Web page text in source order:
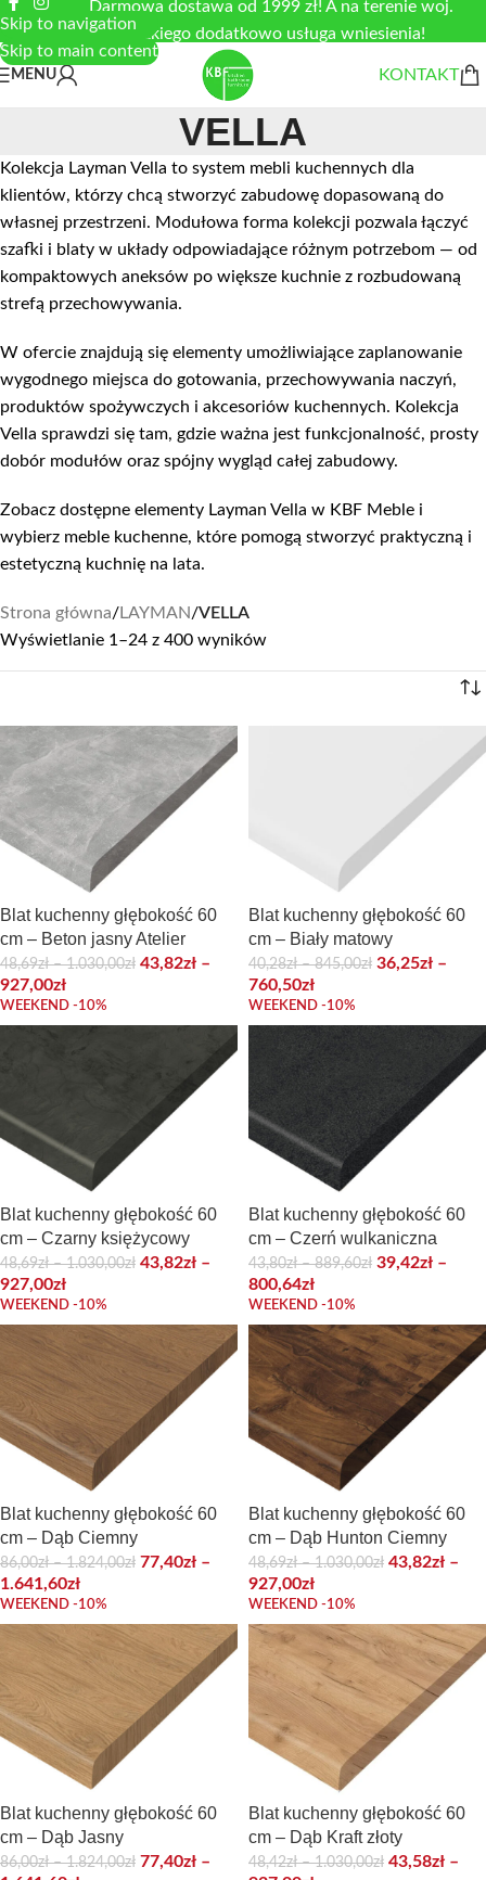
Skip to navigation
Skip to main content
Darmowa dostawa od 1999 zł! A na terenie woj.
łódzkiego dodatkowo usługa wniesienia!
MENU KONTAKT
VELLA
Kolekcja Layman Vella to system mebli kuchennych dla
klientów, którzy chcą stworzyć zabudowę dopasowaną do
własnej przestrzeni. Modułowa forma kolekcji pozwala łączyć
szafki i blaty w układy odpowiadające różnym potrzebom — od
kompaktowych aneksów po większe kuchnie z rozbudowaną
strefą przechowywania.
W ofercie znajdują się elementy umożliwiające zaplanowanie
wygodnego miejsca do gotowania, przechowywania naczyń,
produktów spożywczych i akcesoriów kuchennych. Kolekcja
Vella sprawdzi się tam, gdzie ważna jest funkcjonalność, prosty
dobór modułów oraz spójny wygląd całej zabudowy.
Zobacz dostępne elementy Layman Vella w KBF Meble i
wybierz meble kuchenne, które pomogą stworzyć praktyczną i
estetyczną kuchnię na lata.
Strona główna/LAYMAN/VELLA
Wyświetlanie 1–24 z 400 wyników
Blat kuchenny głębokość 60
cm – Beton jasny Atelier
48,69zł – 1.030,00zł 43,82zł –
927,00zł
WEEKEND -10%
Blat kuchenny głębokość 60
cm – Biały matowy
40,28zł – 845,00zł 36,25zł –
760,50zł
WEEKEND -10%
Blat kuchenny głębokość 60
cm – Czarny księżycowy
48,69zł – 1.030,00zł 43,82zł –
927,00zł
WEEKEND -10%
Blat kuchenny głębokość 60
cm – Czerń wulkaniczna
43,80zł – 889,60zł 39,42zł –
800,64zł
WEEKEND -10%
Blat kuchenny głębokość 60
cm – Dąb Ciemny
86,00zł – 1.824,00zł 77,40zł –
1.641,60zł
WEEKEND -10%
Blat kuchenny głębokość 60
cm – Dąb Hunton Ciemny
48,69zł – 1.030,00zł 43,82zł –
927,00zł
WEEKEND -10%
Blat kuchenny głębokość 60
cm – Dąb Jasny
86,00zł – 1.824,00zł 77,40zł –
Blat kuchenny głębokość 60
cm – Dąb Kraft złoty
48,42zł – 1.030,00zł 43,58zł –